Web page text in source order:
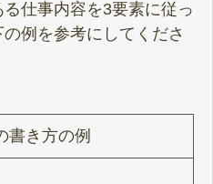
仕事内容を3要素に従っ
例を参考にしてくださ
書き方の例